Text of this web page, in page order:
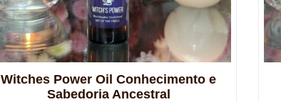
Witches Power Oil Conhecimento e
Sabedoria Ancestral